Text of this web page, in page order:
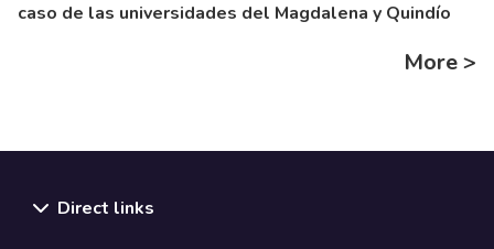
caso de las universidades del Magdalena y Quindío
More >
Direct links